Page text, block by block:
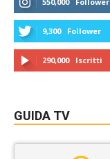
9,300 Follower
290,000 Iscritti
GUIDA TV